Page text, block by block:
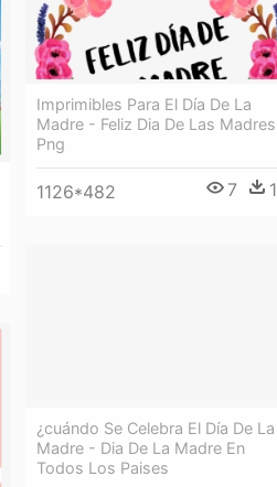
Imprimibles Para El Día De La
Madre - Feliz Dia De Las Madres
Png
1126*482 7 1
¿cuándo Se Celebra El Día De La
Madre - Dia De La Madre En
Todos Los Paises